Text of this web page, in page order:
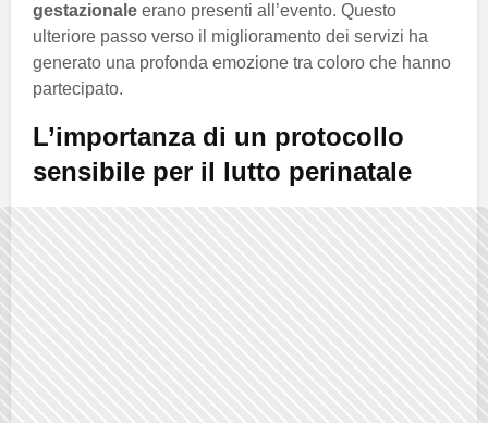
gestazionale erano presenti all’evento. Questo
ulteriore passo verso il miglioramento dei servizi ha
generato una profonda emozione tra coloro che hanno
partecipato.
L’importanza di un protocollo
sensibile per il lutto perinatale